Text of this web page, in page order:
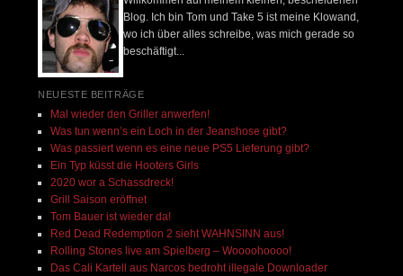
Blog. Ich bin Tom und Take 5 ist meine Klowand,
wo ich über alles schreibe, was mich gerade so
beschäftigt...
NEUESTE BEITRÄGE
Mal wieder den Griller anwerfen!
Was tun wenn’s ein Loch in der Jeanshose gibt?
Was passiert wenn es eine neue PS5 Lieferung gibt?
Ein Typ küsst die Hooters Girls
2020 wor a Schassdreck!
Grill Saison eröffnet
Tom Bauer ist wieder da!
Red Dead Redemption 2 sieht WAHNSINN aus!
Rolling Stones live am Spielberg – Woooohoooo!
Das Cali Kartell aus Narcos bedroht illegale Downloader